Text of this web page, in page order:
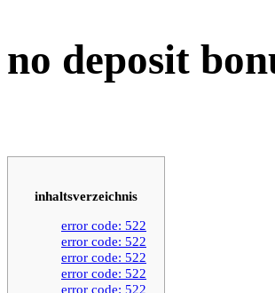
no deposit
inhaltsverzeichnis
error code: 522
error code: 522
error code: 522
error code: 522
error code: 522